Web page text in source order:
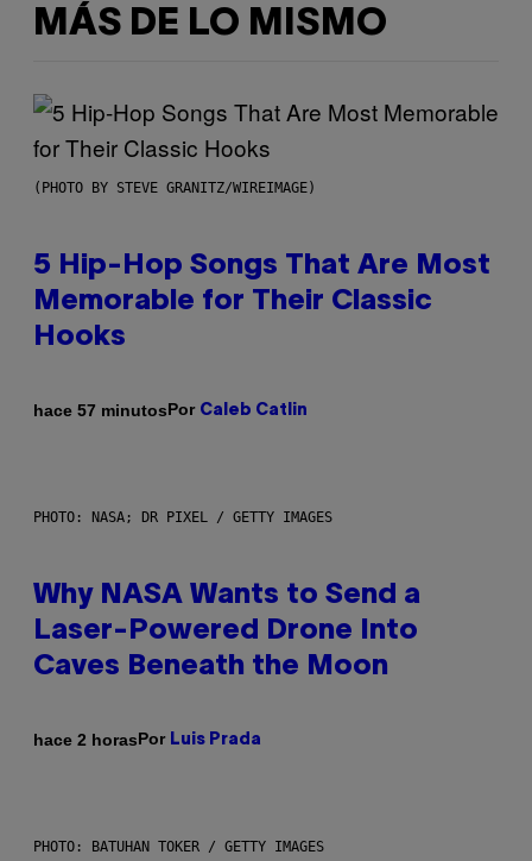
MÁS DE LO MISMO
(PHOTO BY STEVE GRANITZ/WIREIMAGE)
5 Hip-Hop Songs That Are Most
Memorable for Their Classic
Hooks
hace 57 minutosPor Caleb Catlin
PHOTO: NASA; DR PIXEL / GETTY IMAGES
Why NASA Wants to Send a
Laser-Powered Drone Into
Caves Beneath the Moon
hace 2 horasPor Luis Prada
PHOTO: BATUHAN TOKER / GETTY IMAGES